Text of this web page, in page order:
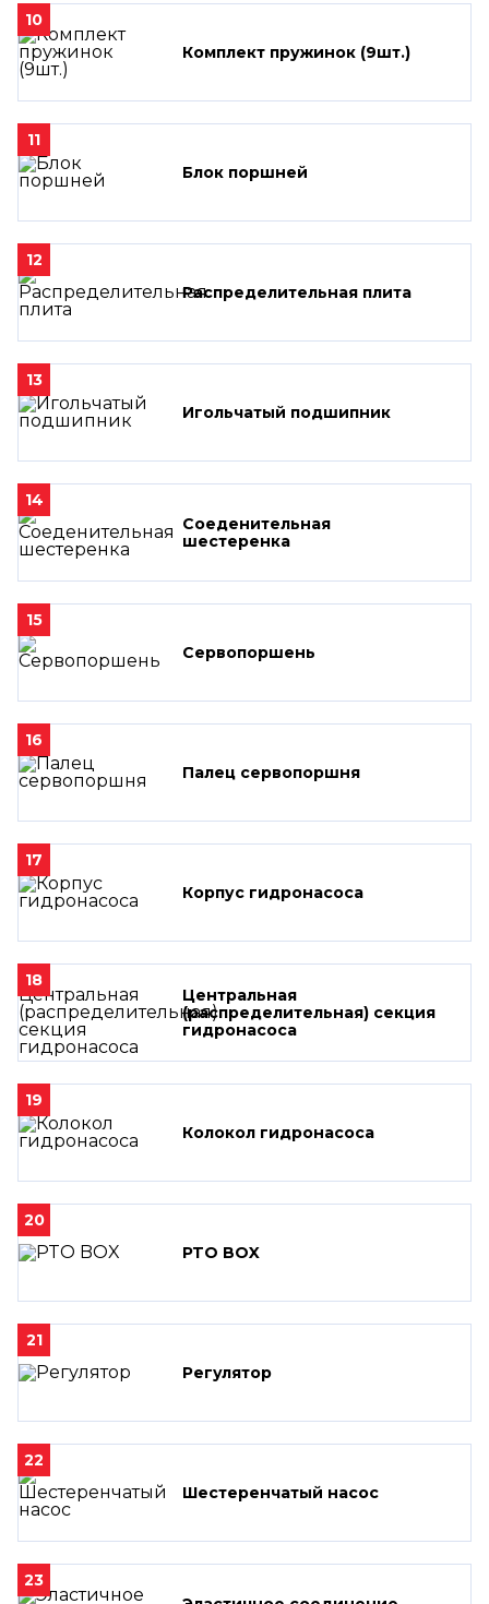
10
Комплект пружинок (9шт.)
11
Блок поршней
12
Распределительная плита
13
Игольчатый подшипник
14
Соеденительная
шестеренка
15
Сервопоршень
16
Палец сервопоршня
17
Корпус гидронасоса
18
Центральная
(распределительная) секция
гидронасоса
19
Колокол гидронасоса
20
PTO BOX
21
Регулятор
22
Шестеренчатый насос
23